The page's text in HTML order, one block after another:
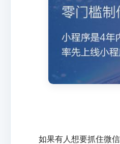
如果有人想要抓住微信